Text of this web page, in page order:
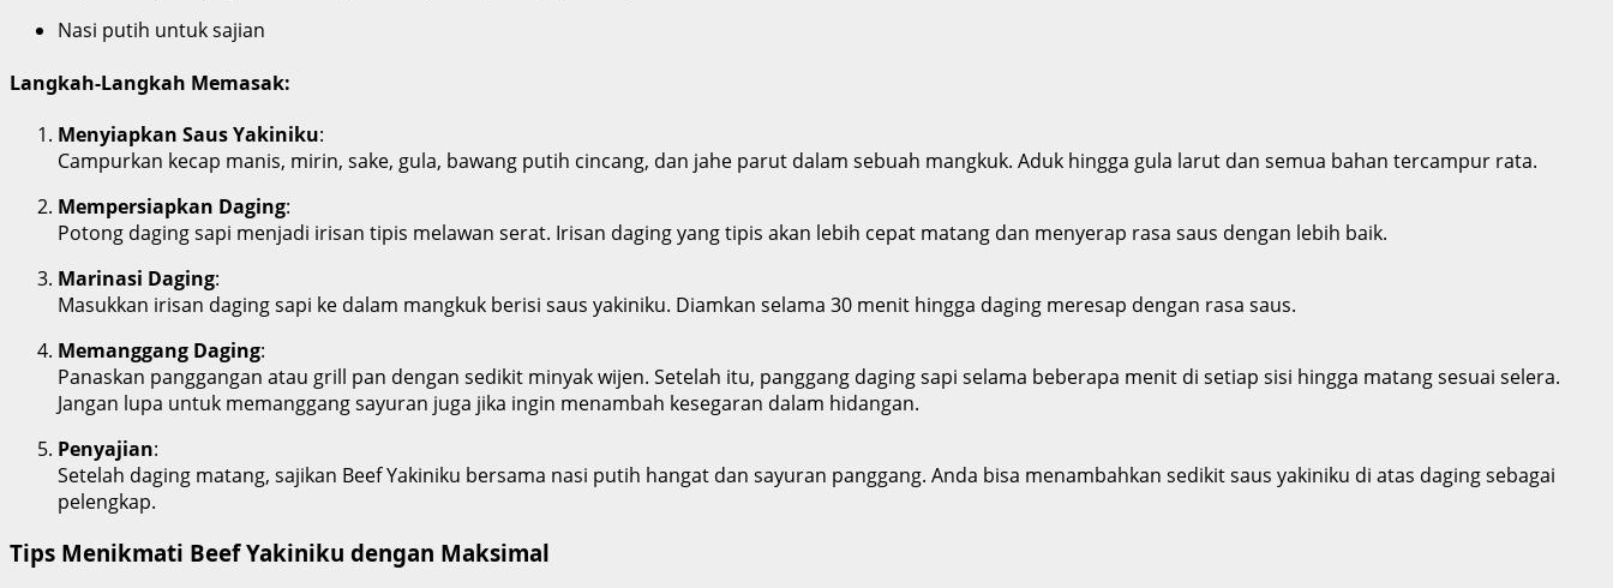
Nasi putih untuk sajian
Langkah-Langkah Memasak:
Menyiapkan Saus Yakiniku:
Campurkan kecap manis, mirin, sake, gula, bawang putih cincang, dan jahe parut dalam sebuah mangkuk. Aduk hingga gula larut dan semua bahan tercampur rata.
Mempersiapkan Daging:
Potong daging sapi menjadi irisan tipis melawan serat. Irisan daging yang tipis akan lebih cepat matang dan menyerap rasa saus dengan lebih baik.
Marinasi Daging:
Masukkan irisan daging sapi ke dalam mangkuk berisi saus yakiniku. Diamkan selama 30 menit hingga daging meresap dengan rasa saus.
Memanggang Daging:
Panaskan panggangan atau grill pan dengan sedikit minyak wijen. Setelah itu, panggang daging sapi selama beberapa menit di setiap sisi hingga matang sesuai selera.
Jangan lupa untuk memanggang sayuran juga jika ingin menambah kesegaran dalam hidangan.
Penyajian:
Setelah daging matang, sajikan Beef Yakiniku bersama nasi putih hangat dan sayuran panggang. Anda bisa menambahkan sedikit saus yakiniku di atas daging sebagai
pelengkap.
Tips Menikmati Beef Yakiniku dengan Maksimal